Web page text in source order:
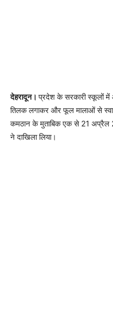
देहरादून।प्रदेश के सरकारी स्कूलों में
तिलक लगाकर और फूल मालाओं से
कमठान के मुताबिक एक से 21
ने दाखिला लिया।